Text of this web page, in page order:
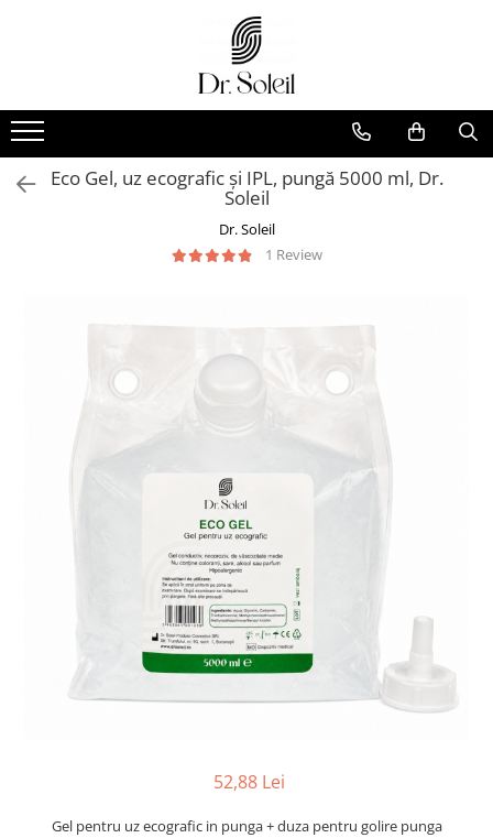
Eco Gel, uz ecografic și IPL, pungă 5000 ml, Dr.
Soleil
Dr. Soleil
1 Review
52,88 Lei
Gel pentru uz ecografic in punga + duza pentru golire punga